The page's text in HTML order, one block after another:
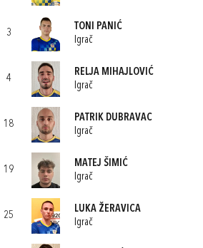
3
TONI PANIĆ
Igrač
4
RELJA MIHAJLOVIĆ
Igrač
18
PATRIK DUBRAVAC
Igrač
19
MATEJ ŠIMIĆ
Igrač
25
LUKA ŽERAVICA
Igrač